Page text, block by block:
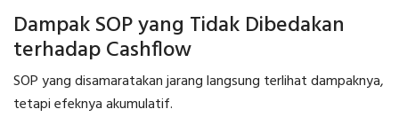
Dampak SOP yang Tidak Dibedakan
terhadap Cashflow
SOP yang disamaratakan jarang langsung terlihat dampaknya,
tetapi efeknya akumulatif.